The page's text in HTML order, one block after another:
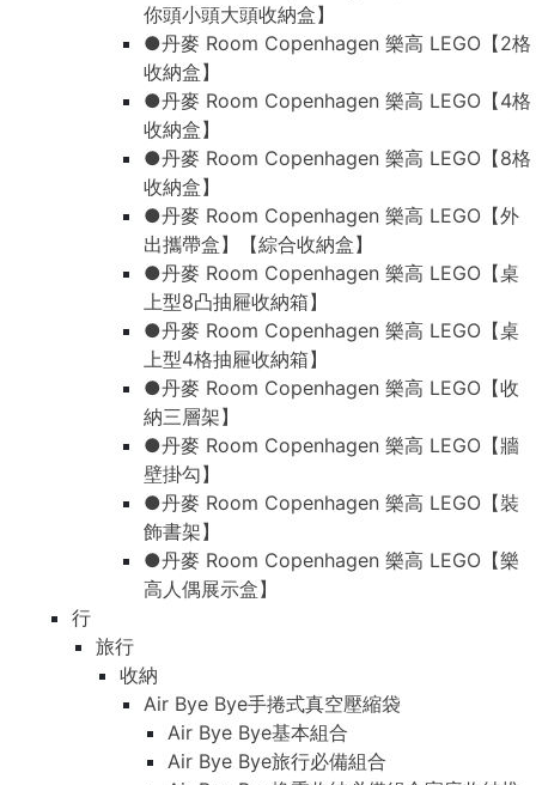
你頭小頭大頭收納盒】
●丹麥 Room Copenhagen 樂高 LEGO【2格
收納盒】
●丹麥 Room Copenhagen 樂高 LEGO【4格
收納盒】
●丹麥 Room Copenhagen 樂高 LEGO【8格
收納盒】
●丹麥 Room Copenhagen 樂高 LEGO【外
出攜帶盒】【綜合收納盒】
●丹麥 Room Copenhagen 樂高 LEGO【桌
上型8凸抽屜收納箱】
●丹麥 Room Copenhagen 樂高 LEGO【桌
上型4格抽屜收納箱】
●丹麥 Room Copenhagen 樂高 LEGO【收
納三層架】
●丹麥 Room Copenhagen 樂高 LEGO【牆
壁掛勾】
●丹麥 Room Copenhagen 樂高 LEGO【裝
飾書架】
●丹麥 Room Copenhagen 樂高 LEGO【樂
高人偶展示盒】
行
旅行
收納
Air Bye Bye手捲式真空壓縮袋
Air Bye Bye基本組合
Air Bye Bye旅行必備組合